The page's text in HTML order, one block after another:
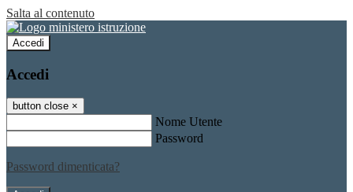
Salta al contenuto
Accedi
Accedi
button close ×
Nome Utente
Password
Password dimenticata?